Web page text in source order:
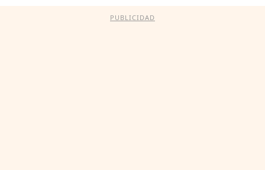
PUBLICIDAD